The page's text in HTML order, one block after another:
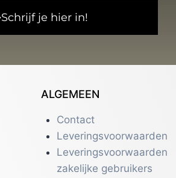
Schrijf je hier in!
ALGEMEEN
Contact
Leveringsvoorwaarden
Leveringsvoorwaarden
zakelijke gebruikers